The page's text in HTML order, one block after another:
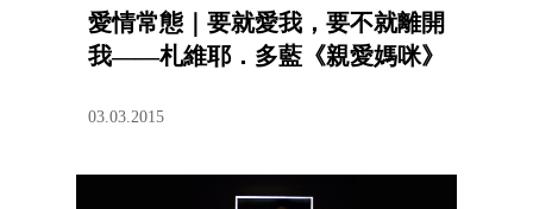
愛情常態｜要就愛我，要不就離開
我——札維耶．多藍《親愛媽咪》
03.03.2015